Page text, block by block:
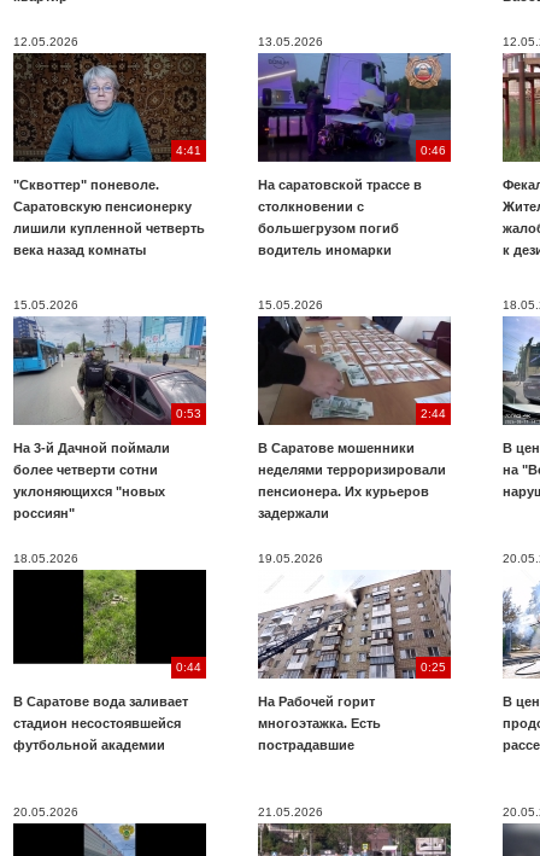
12.05.2026
4:41
"Сквоттер" поневоле.
Саратовскую пенсионерку
лишили купленной четверть
века назад комнаты
13.05.2026
0:46
На саратовской трассе в
столкновении с
большегрузом погиб
водитель иномарки
к
15.05.2026
0:53
На 3-й Дачной поймали
более четверти сотни
уклоняющихся "новых
россиян"
15.05.2026
2:44
В Саратове мошенники
неделями терроризировали
пенсионера. Их курьеров
задержали
В
на
18.05.2026
0:44
В Саратове вода заливает
стадион несостоявшейся
футбольной академии
19.05.2026
0:25
На Рабочей горит
многоэтажка. Есть
пострадавшие
В
20.05.2026 21.05.2026